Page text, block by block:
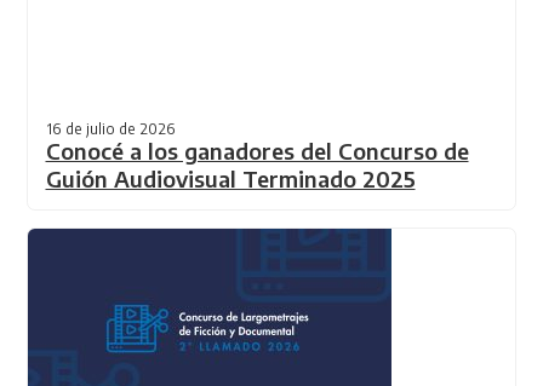
16 de julio de 2026
Conocé a los ganadores del Concurso de
Guión Audiovisual Terminado 2025